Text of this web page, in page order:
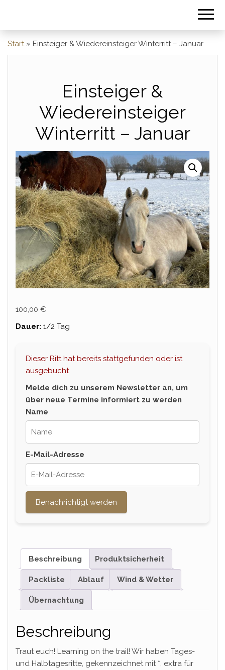
Start» Einsteiger & Wiedereinsteiger Winterritt – Januar
Einsteiger &
Wiedereinsteiger
Winterritt – Januar
100,00 €
Dauer: 1/2 Tag
Dieser Ritt hat bereits stattgefunden oder ist
ausgebucht
Melde dich zu unserem Newsletter an, um
über neue Termine informiert zu werden
Name
E-Mail-Adresse
Benachrichtigt werden
Beschreibung Produktsicherheit
Packliste Ablauf Wind & Wetter
Übernachtung
Beschreibung
Traut euch! Learning on the trail! Wir haben Tages-
und Halbtagesritte, gekennzeichnet mit *, extra für